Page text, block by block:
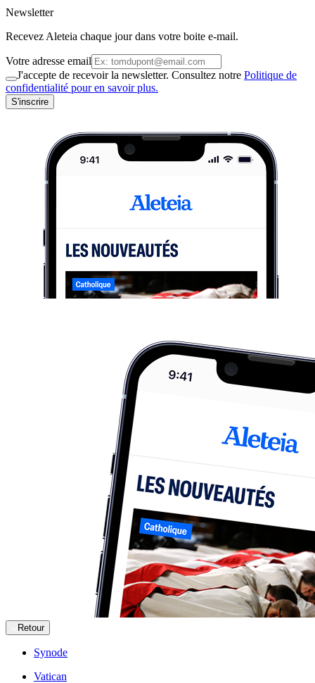
Newsletter
Recevez Aleteia chaque jour dans votre boite e-mail.
Votre adresse email
J'accepte de recevoir la newsletter. Consultez notre Politique de
confidentialité pour en savoir plus.
S'inscrire
Retour
Synode
Vatican